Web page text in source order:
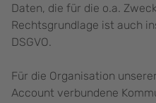
Daten, die für die o.a.
Rechtsgrundlage ist auch
DSGVO.
Für die Organisation
Account verbundene